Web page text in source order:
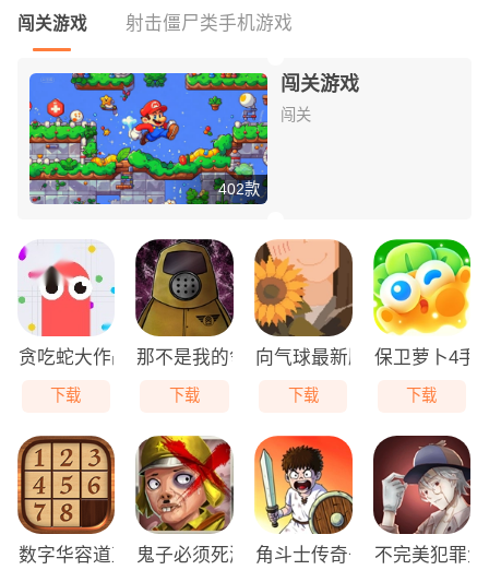
闯关游戏 射击僵尸类手机游戏
闯关游戏
闯关
402款
贪吃蛇大作战免费版
下载
那不是我的邻居游戏无广告版
下载
向气球最新版
下载
保卫萝卜4手
下载
数字华容道直装版鬼子必须死游戏最新版角斗士传奇去广告版不完美犯罪